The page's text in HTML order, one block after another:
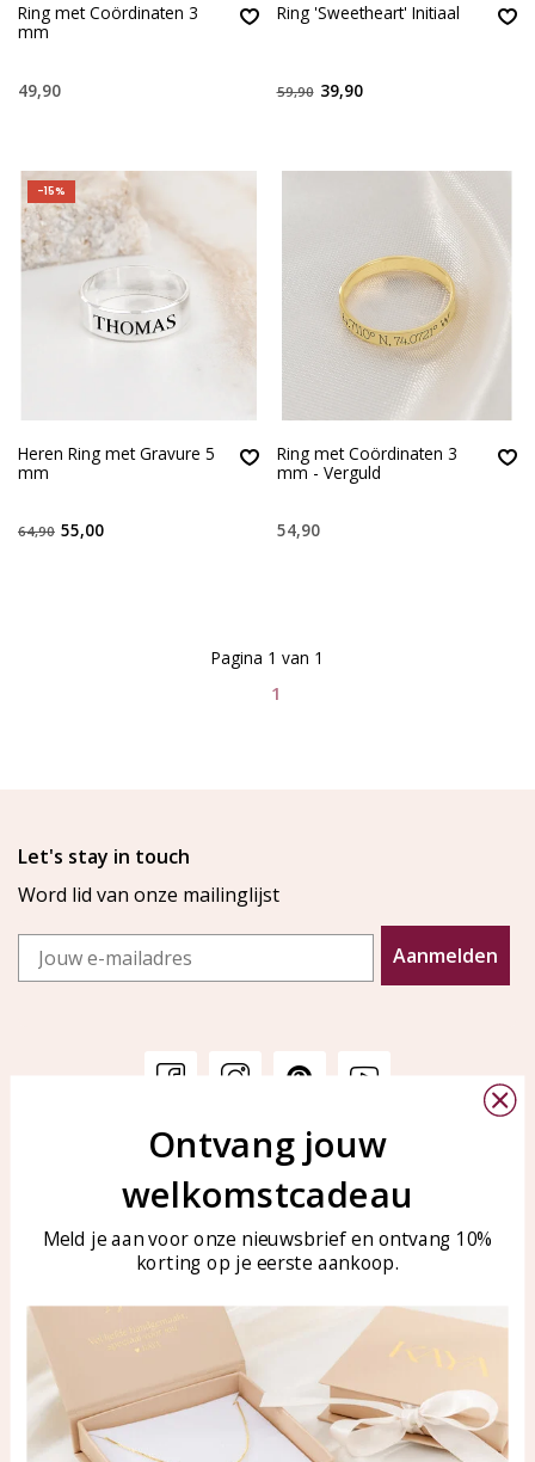
Ring met Coördinaten 3
mm
49,90
Ring 'Sweetheart' Initiaal
59,90 39,90
-15%
Heren Ring met Gravure 5
mm
64,90 55,00
Ring met Coördinaten 3
mm - Verguld
54,90
1
Pagina 1 van 1
Let's stay in touch
Word lid van onze mailinglijst
Email
Aanmelden
Veelgestelde vragen
Sieraden onderhouden
KAYA Sieraden
Bellen of WhatsApp Ma-Vr
tussen 09:00-17:00
Tel: 0850003187
WhatsApp: 0850003187
klantenservice@kayasierade
Producten KAYA Sieraden
Ontvang jouw
welkomstcadeau
Meld je aan voor onze nieuwsbrief en ontvang 10%
korting op je eerste aankoop.